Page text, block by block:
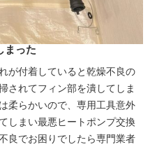
まった
が付着していると乾燥不良の
されてフィン部を潰してしま
柔らかいので、専用工具意外
しまい最悪ヒートポンプ交換
良でお困りでしたら専門業者